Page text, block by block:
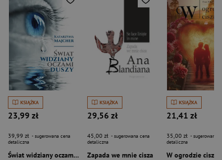
KSIĄŻKA
23,99 zł
39,99 zł - sugerowana cena
detaliczna
Świat widziany oczami duszy
KSIĄŻKA
29,56 zł
45,00 zł - sugerowana cena
detaliczna
Zapada we mnie cisza
KSIĄŻKA
21,41 zł
35,00 zł - sugerowana
detaliczna
W ogrodzie